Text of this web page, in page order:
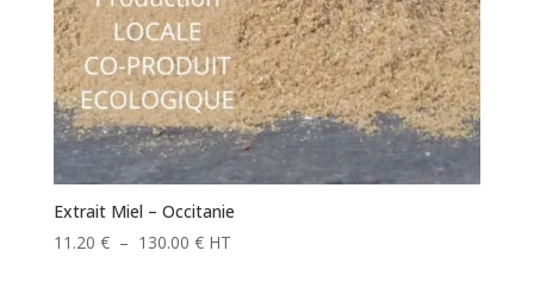
Extrait Miel – Occitanie
11.20 € – 130.00 €Plage
HT